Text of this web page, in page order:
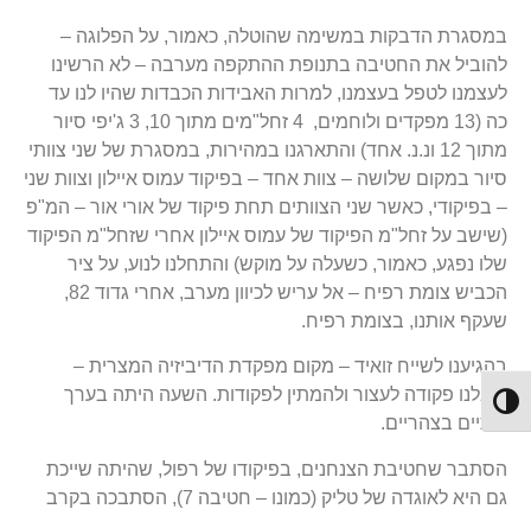
Toggle High Contrast
במסגרת הדבקות במשימה שהוטלה, כאמור, על הפלוגה –
להוביל את החטיבה בתנופת ההתקפה מערבה – לא הרשינו
לעצמנו לטפל בעצמנו, למרות האבידות הכבדות שהיו לנו עד
כה (13 מפקדים ולוחמים, 4 זחל"מים מתוך 10, 3 ג'יפי סיור
מתוך 12 ונ.נ. אחד) והתארגנו במהירות, במסגרת של שני צוותי
סיור במקום שלושה – צוות אחד – בפיקוד עמוס איילון וצוות שני
– בפיקודי, כאשר שני הצוותים תחת פיקוד של אורי אור – המ"פ
(שישב על זחל"מ הפיקוד של עמוס איילון אחרי שזחל"מ הפיקוד
שלו נפגע, כאמור, כשעלה על מוקש) והתחלנו לנוע, על ציר
הכביש צומת רפיח – אל עריש לכיוון מערב, אחרי גדוד 82,
שעקף אותנו, בצומת רפיח.
בהגיענו לשייח זואיד – מקום מפקדת הדיביזיה המצרית –
קיבלנו פקודה לעצור ולהמתין לפקודות. השעה היתה בערך
שתיים בצהריים.
הסתבר שחטיבת הצנחנים, בפיקודו של רפול, שהיתה שייכת
גם היא לאוגדה של טליק (כמונו – חטיבה 7), הסתבכה בקרב